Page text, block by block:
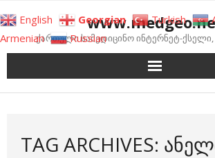
to
contentქართული სამედიცინო ინტერნეტ-
TAG ARCHIVES:
English Georgian Turkish
Armenian
Russian